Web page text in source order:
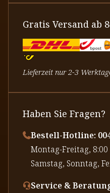
Gratis Versand ab
Lieferzeit nur 2-3
Haben Sie Fragen?
Bestell-Hotline:
⁠Montag-Freitag, 8:00
⁠Samstag, Sonntag,
Service &